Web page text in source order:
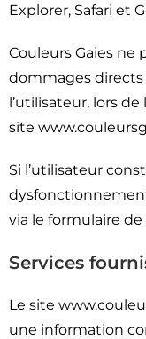
Explorer, Safari et
Couleurs Gaies ne
dommages
l’utilisateur, lors de
site
Si l’utilisateur
via le formulaire
Services
Le site
une information